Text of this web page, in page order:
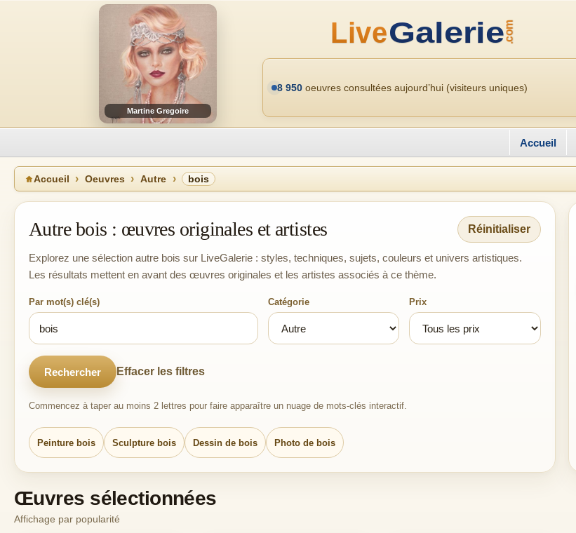
Martine Gregoire
8 950 oeuvres consultées aujourd’hui (visiteurs uniques)
Accueil
Accueil Oeuvres Autre bois
Autre bois : œuvres originales et artistes Réinitialiser
Explorez une sélection autre bois sur LiveGalerie : styles, techniques, sujets, couleurs et univers artistiques.
Les résultats mettent en avant des œuvres originales et les artistes associés à ce thème.
Par mot(s) clé(s) Catégorie Prix
Rechercher Effacer les filtres
Commencez à taper au moins 2 lettres pour faire apparaître un nuage de mots-clés interactif.
Peinture bois Sculpture bois Dessin de bois Photo de bois
Œuvres sélectionnées
Affichage par popularité